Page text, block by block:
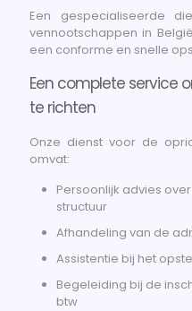
Een gespecialiseerde
vennootschappen in
een conforme en snelle
Een complete service
te richten
Onze dienst voor de
omvat:
Persoonlijk advies
structuur
Afhandeling van de
Assistentie bij het
Begeleiding bij de
btw